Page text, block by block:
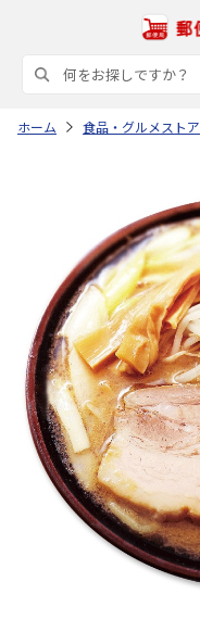
ホーム 食品・グルメストア